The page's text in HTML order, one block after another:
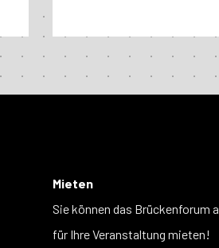
Mieten
Sie können das Brückenforum
für Ihre Veranstaltung mieten!